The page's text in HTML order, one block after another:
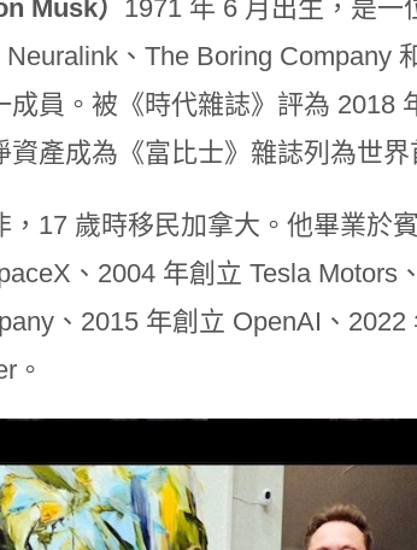
Musk） 1971 年 6 月出生，是一
、The Boring Company
成員。被《時代雜誌》評為 2018
資產成為《富比士》雜誌列為世界
，17 歲時移民加拿大。他畢業於
、2004 年創立 Tesla Motors
、2015 年創立 OpenAI、
。